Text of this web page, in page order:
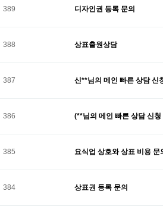
389 디자인권 등록 문의
388 상표출원상담
387 신**님의 메인 빠른 상담 신
386 (**님의 메인 빠른 상담 신청
385 요식업 상호와 상표 비용 문
384 상표권 등록 문의